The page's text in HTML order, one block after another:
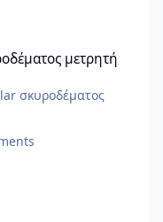
μετρητή
σκυροδέματος